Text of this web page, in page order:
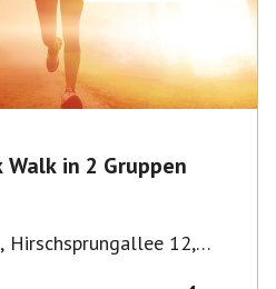
Sommer After Work Walk in 2 Gruppen
, Hirschsprungallee 12,